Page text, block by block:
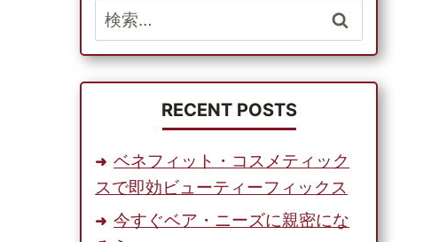
検
索:
RECENT POSTS
ベネフィット・コスメティック
スで即効ビューティーフィックス
今すぐベア・ニーズに親密にな